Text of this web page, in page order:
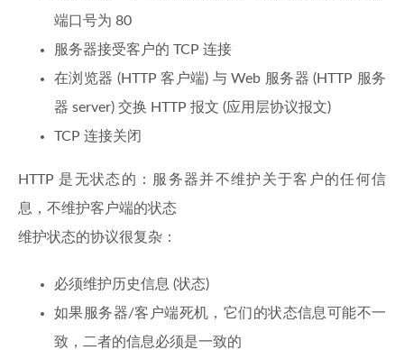
端口号为 80
服务器接受客户的 TCP 连接
在浏览器 (HTTP 客户端) 与 Web 服务器 (HTTP 服务
器 server) 交换 HTTP 报文 (应用层协议报文)
TCP 连接关闭
HTTP 是无状态的：服务器并不维护关于客户的任何信
息，不维护客户端的状态
维护状态的协议很复杂：
必须维护历史信息 (状态)
如果服务器/客户端死机，它们的状态信息可能不一
致，二者的信息必须是一致的